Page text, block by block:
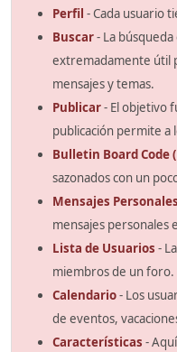
Perfil - Cada usuario
Buscar- La
extremadamente útil
mensajes y temas.
Publicar- El objetivo
publicación permite a
Bulletin Board Code
sazonados con un
Mensajes Personales
mensajes personales
Lista de Usuarios -
miembros de un foro.
Calendario- Los
de eventos,
Características -